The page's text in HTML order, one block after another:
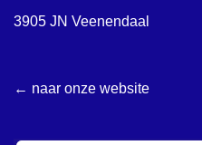
3905 JN Veenendaal
← naar onze website